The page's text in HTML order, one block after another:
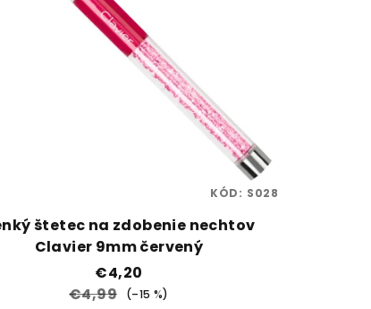
štetec na zdobenie nechtov
Clavier 9mm červený
€4,20
€4,99
(–15 %)
KÓD: S028